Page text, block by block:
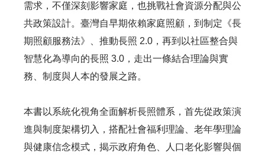
需求，不僅深刻影響家庭，也挑戰社會資源分配與公
共政策設計。臺灣自早期依賴家庭照顧，到制定《長
期照顧服務法》、推動長照 2.0，再到以社區整合與
智慧化為導向的長照 3.0，走出一條結合理論與實
務、制度與人本的發展之路。
本書以系統化視角全面解析長照體系，首先從政策演
進與制度架構切入，搭配社會福利理論、老年學理論
與健康信念模式，揭示政府角色、人口老化影響與個